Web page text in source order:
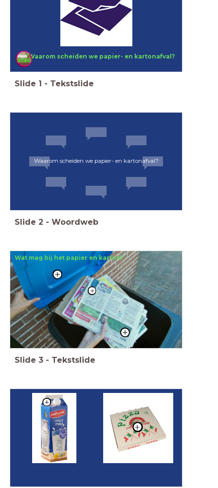
Waarom scheiden we papier- en kartonafval?
Slide 1 - Tekstslide
Waarom scheiden we papier- en kartonafval?
Slide 2 - Woordweb
Wat mag bij het papier en karton?
Slide 3 - Tekstslide